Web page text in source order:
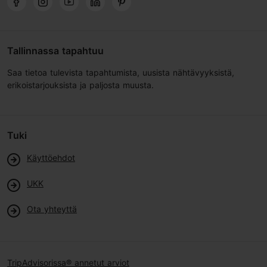
Tallinnassa tapahtuu
Saa tietoa tulevista tapahtumista, uusista nähtävyyksistä,
erikoistarjouksista ja paljosta muusta.
Tuki
Käyttöehdot
UKK
Ota yhteyttä
TripAdvisorissa® annetut arviot